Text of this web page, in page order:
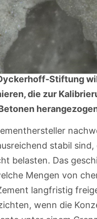
Stiftung
die zur
stabil
belasten. Das
Mengen von
langfristig
wenn die